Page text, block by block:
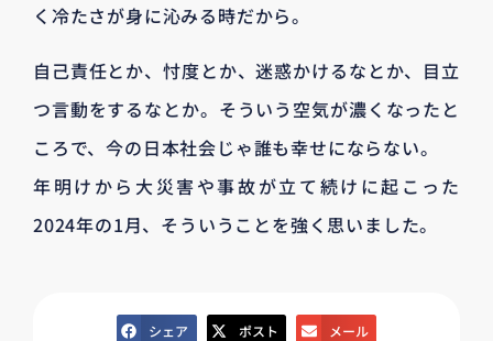
く冷たさが身に沁みる時だから。
自己責任とか、忖度とか、迷惑かけるなとか、目立
つ言動をするなとか。そういう空気が濃くなったと
ころで、今の日本社会じゃ誰も幸せにならない。
年明けから大災害や事故が立て続けに起こった
2024年の1月、そういうことを強く思いました。
シェア ポスト メール